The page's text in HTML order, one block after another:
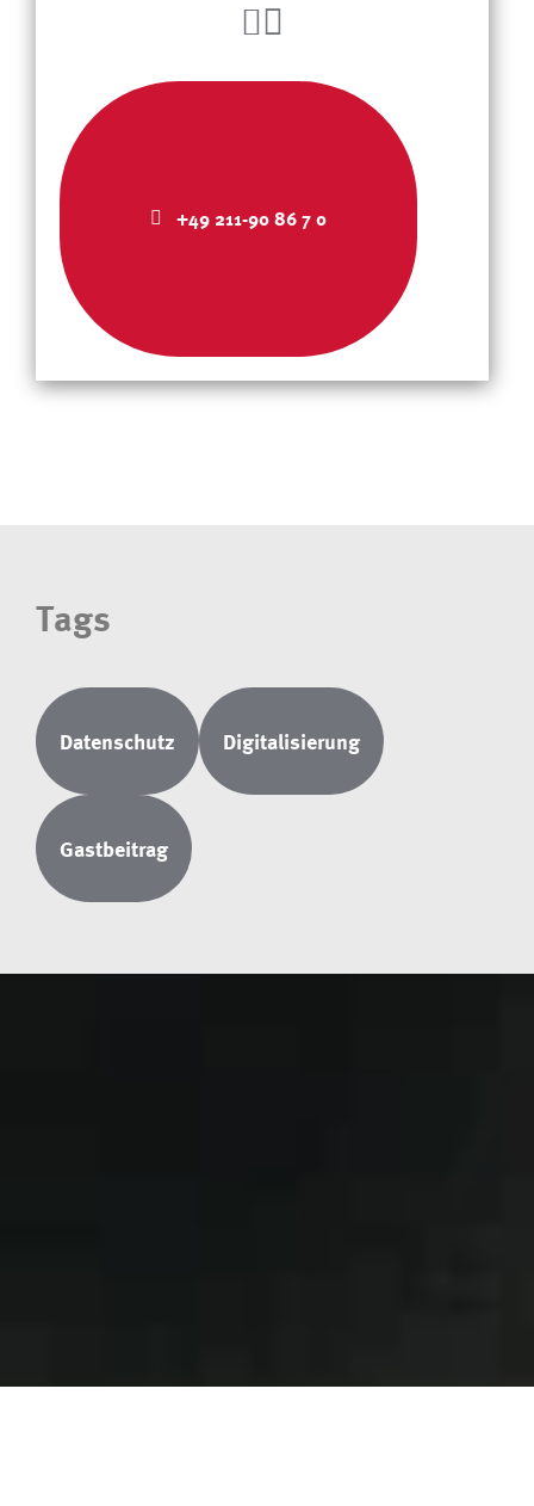
+49 211-90 86 7 0
Tags
Datenschutz Digitalisierung
Gastbeitrag